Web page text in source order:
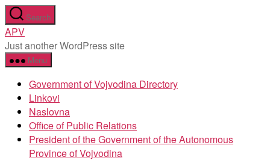
Skip
to
the
content
Search
APV
Just another WordPress site
Menu
Government of Vojvodina Directory
Linkovi
Naslovna
Office of Public Relations
President of the Government of the Autonomous
Province of Vojvodina